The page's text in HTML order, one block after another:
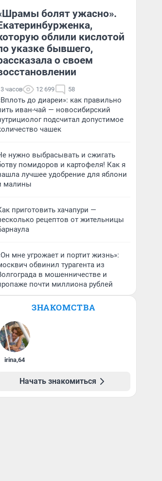
болят ужасно».
облили кислотой
указке бывшего,
о своем
часов 12 699 58
до диареи»: как правильно
иван-чай — новосибирский
подсчитал допустимое
чашек
нужно выбрасывать и сжигать
помидоров и картофеля! Как я
лучшее удобрение для яблони
малины
приготовить хачапури —
рецептов от жительницы
мне угрожает и портит жизнь»:
обвинил турагента из
в мошенничестве и
почти миллиона рублей
ЗНАКОМСТВА
irina,64
Начать знакомиться